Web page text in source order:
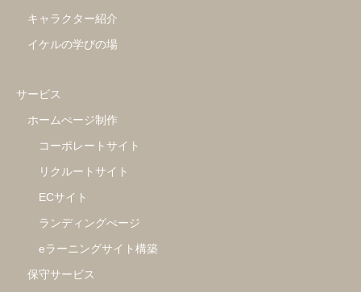
キャラクター紹介
イケルの学びの場
サービス
ホームぺージ制作
コーポレートサイト
リクルートサイト
ECサイト
ランディングぺージ
eラーニングサイト構築
保守サービス